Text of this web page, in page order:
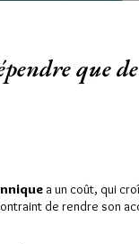
que de
a un coût, qui
de rendre son